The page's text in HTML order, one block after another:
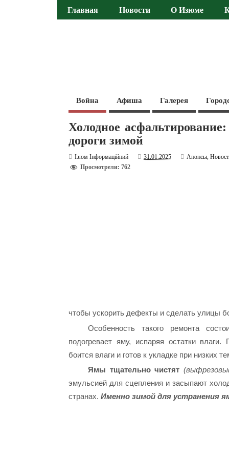
Главная Новости О Изюме
Война Афиша Галерея
Холодное
дороги зимой
Ізюм Інформаційний 31.01.2025 Анонсы,
Просмотрели: 762
чтобы ускорить дефекты и сделать улицы
Особенность такого ремонта
подогревает яму, испаряя остатки
боится влаги и готов к укладке при низких
Ямы тщательно чистят
эмульсией для сцепления и засыпают
странах.Именно зимой для устранения